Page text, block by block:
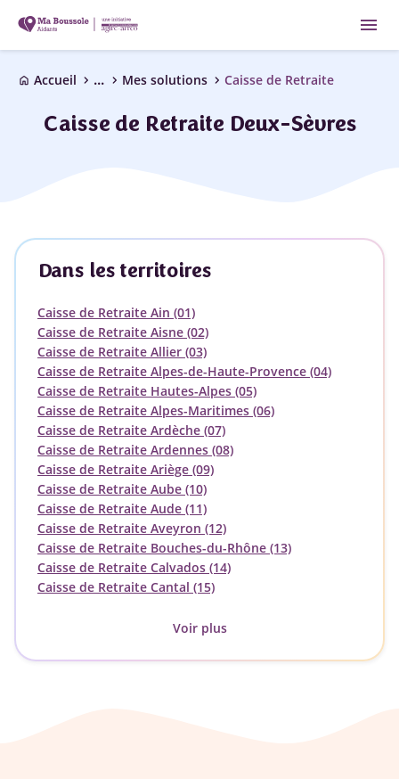
menu
home Accueil chevron_right ... chevron_right Mes solutions chevron_right Caisse de Retraite
Caisse de Retraite Deux-Sèvres
Dans les territoires
Caisse de Retraite Ain (01)
Caisse de Retraite Aisne (02)
Caisse de Retraite Allier (03)
Caisse de Retraite Alpes-de-Haute-Provence (04)
Caisse de Retraite Hautes-Alpes (05)
Caisse de Retraite Alpes-Maritimes (06)
Caisse de Retraite Ardèche (07)
Caisse de Retraite Ardennes (08)
Caisse de Retraite Ariège (09)
Caisse de Retraite Aube (10)
Caisse de Retraite Aude (11)
Caisse de Retraite Aveyron (12)
Caisse de Retraite Bouches-du-Rhône (13)
Caisse de Retraite Calvados (14)
Caisse de Retraite Cantal (15)
Voir plus